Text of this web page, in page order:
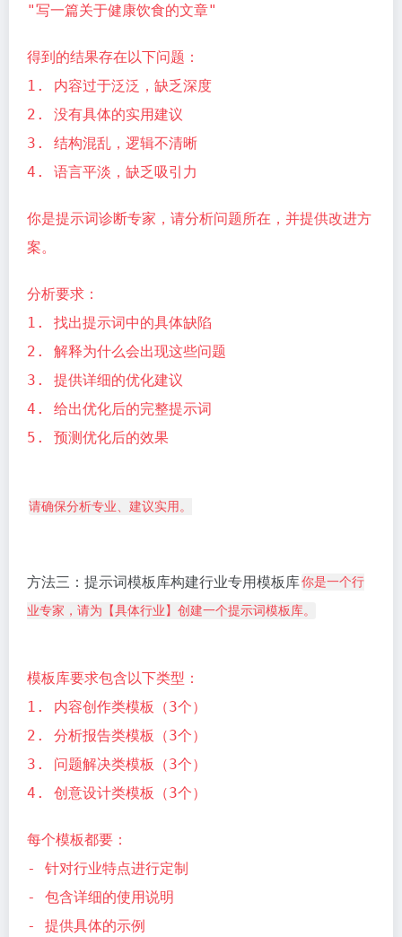
"写一篇关于健康饮食的文章"
得到的结果存在以下问题：
1. 内容过于泛泛，缺乏深度
2. 没有具体的实用建议
3. 结构混乱，逻辑不清晰
4. 语言平淡，缺乏吸引力
你是提示词诊断专家，请分析问题所在，并提供改进方
案。
分析要求：
1. 找出提示词中的具体缺陷
2. 解释为什么会出现这些问题
3. 提供详细的优化建议
4. 给出优化后的完整提示词
5. 预测优化后的效果
请确保分析专业、建议实用。
方法三：提示词模板库构建行业专用模板库你是一个行
业专家，请为【具体行业】创建一个提示词模板库。
模板库要求包含以下类型：
1. 内容创作类模板（3个）
2. 分析报告类模板（3个）
3. 问题解决类模板（3个）
4. 创意设计类模板（3个）
每个模板都要：
- 针对行业特点进行定制
- 包含详细的使用说明
- 提供具体的示例